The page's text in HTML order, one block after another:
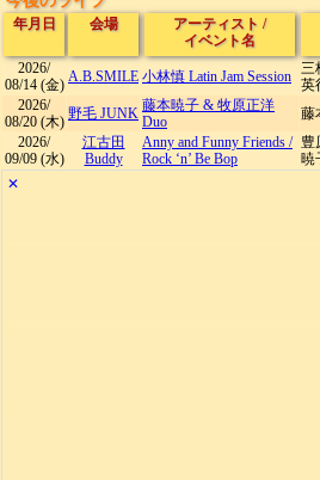
年月日 会場 アーティスト /
イベント名
2026/
08/14 (金) A.B.SMILE 小林慎 Latin Jam Session 三
英
2026/
08/20 (木) 野毛 JUNK 藤本暁子 & 牧原正洋
Duo
藤
2026/
09/09 (水)
江古田
Buddy
Anny and Funny Friends /
Rock ‘n’ Be Bop
豊
暁
✕